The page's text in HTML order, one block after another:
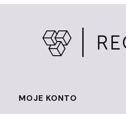
Linki w stopce
MOJE KONTO